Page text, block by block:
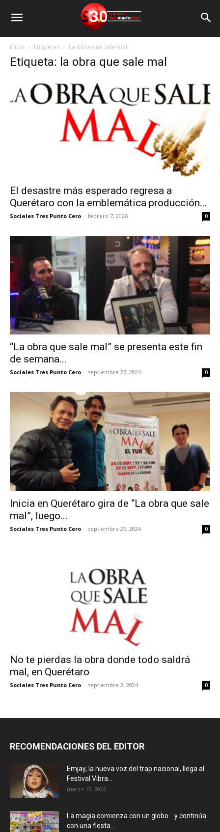
Inicio Etiquetas La obra que sale mal
Etiqueta: la obra que sale mal
El desastre más esperado regresa a
Querétaro con la emblemática producción...
Sociales Tres Punto Cero - febrero 7, 2026 0
“La obra que sale mal” se presenta este fin
de semana...
Sociales Tres Punto Cero - septiembre 27, 2024 0
Inicia en Querétaro gira de “La obra que sale
mal”, luego...
Sociales Tres Punto Cero - septiembre 26, 2024 0
No te pierdas la obra donde todo saldrá
mal, en Querétaro
Sociales Tres Punto Cero - septiembre 2, 2024 0
RECOMENDACIONES DEL EDITOR
Emjay, la nueva voz del trap nacional, llega al
Festival Vibra...
marzo 12, 2026
La magia comienza con un globo… y continúa
con una fiesta...